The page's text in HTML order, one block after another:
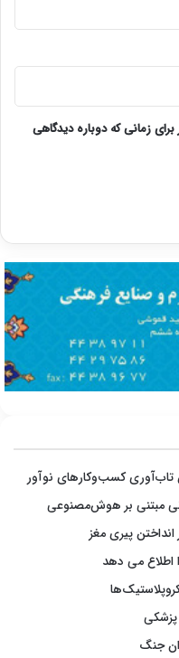
زمانی که دوباره دیدگاهی
کسب‌وکارهای نوآور
مبتنی بر هوش‌مصنوعی
انداختن پیری مغز
اطلاع می دهد